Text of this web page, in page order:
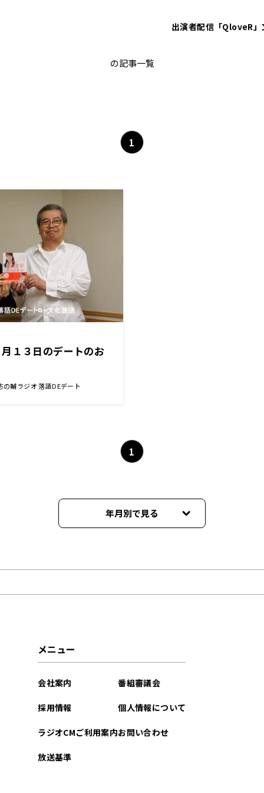
出演者配信「QloveR」
スキンケア
の記事一覧
1
１３日のデートのお
の輔ラジオ 落語DEデート
1
年月別で見る
メニュー
会社案内
採用情報
ラジオCMご利用案内
放送基準
番組審議会
個人情報について
お問い合わせ